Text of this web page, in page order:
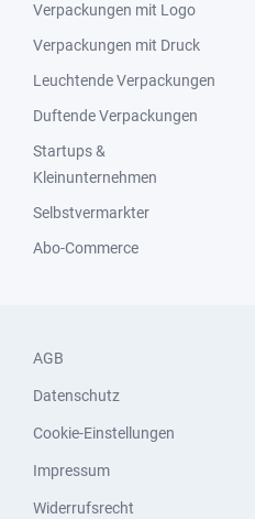
Verpackungen mit Logo
Verpackungen mit Druck
Leuchtende Verpackungen
Duftende Verpackungen
Startups &
Kleinunternehmen
Selbstvermarkter
Abo-Commerce
AGB
Datenschutz
Cookie-Einstellungen
Impressum
Widerrufsrecht